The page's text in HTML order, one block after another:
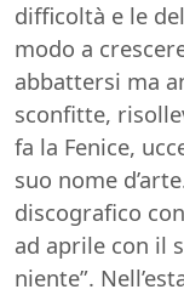
difficoltà e le
modo a
abbattersi ma
sconfitte,
fa la Fenice,
suo nome
discografico
ad aprile con il
niente”.